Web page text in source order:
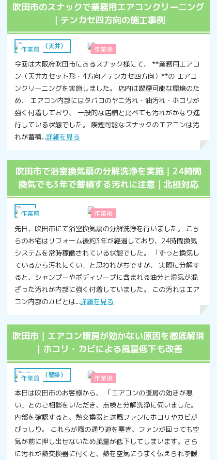
吹田市のスナックで業務用エアコンクリーニング
｜テンカセ四方向の施工事例
作業前 作業後
エアコン（天井）
今回は大阪府吹田市にあるスナック様にて、 **業務用エアコ
ン（天井カセット形・4方向／テンカセ四方向）**の エアコ
ンクリーニングを実施しました。 店内は喫煙可能な環境のた
め、 エアコン内部にはタバコのヤニ汚れ・油汚れ・ホコリが
強く付着しており、 一般的な店舗と比べても汚れがかなり進
行している状態でした。 喫煙可能なスナックのエアコンは汚
れが蓄積...詳細を見る
吹田市で浴室換気扇の分解洗浄を実施｜24時間
換気でも3年で蓄積する汚れに注意｜北摂対応
作業前 作業後
浴室
先日、吹田市にて浴室換気扇の分解洗浄を行いました。 こち
らのお宅はリフォーム後約3年が経過しており、24時間換気
システムを常時稼働されている状態でした。 「ずっと換気し
ているから汚れにくい」と思われがちですが、 実際に分解す
ると、シャンプーやボディソープに含まれる油分と湿気が混
ざった汚れが内部に強く付着していました。 この汚れはエア
コン内部のカビとは...詳細を見る
吹田市｜エアコン暖房が効かない原因を徹底解消
｜ホコリ・カビによる風量低下も改善
作業前 作業後
エアコン（壁掛）
本日は吹田市のお客様から、 「エアコンの暖房の効きが悪
い」とのご相談をいただき、点検と分解洗浄に伺いました。
内部を確認すると、熱交換器と送風ファンにホコリやカビが
びっしり。 これらが風の通り道を塞ぎ、ファンが回っても空
気が前に押し出せないため風量が低下してしまいます。さら
に汚れが熱交換器に付くと、熱を空気にうまく伝えられず暖